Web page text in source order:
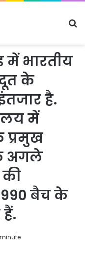
में भारतीय
के
है.
में
प्रमुख
अगले
की
बैच के